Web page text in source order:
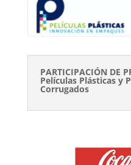
PARTICIPACIÓN DE
Películas Plásticas y
Corrugados